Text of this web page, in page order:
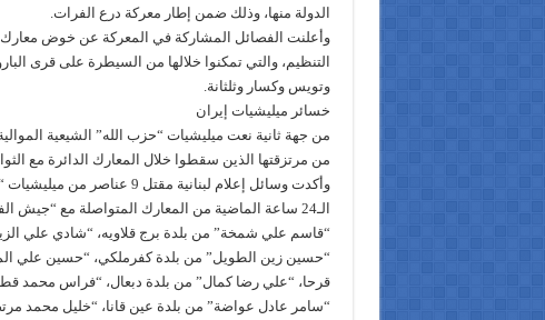
الدولة منها، وذلك ضمن إطار معركة درع الفرات.
وأعلنت الفصائل المشاركة في المعركة عن خوض معارك
التنظيم، والتي تمكنوا خلالها من السيطرة على قرى
وتويس وكسار وثلثانة.
خسائر ميليشيات إيران
من جهة ثانية نعت ميليشيات “حزب الله” الشيعية
من مرتزقتها الذين سقطوا خلال المعارك الدائرة مع
وأكدت وسائل إعلام لبنانية مقتل 9
الـ24 ساعة الماضية من المعارك المتواصلة مع “جيش
“قاسم علي شمخة” من بلدة برج قلاويه، “شادي علي
“حسين زين الطويل” من بلدة كفرملكي، “حسين علي
قرحا، “علي رضا كمال” من بلدة دبعال، “فراس محمد
“سامر عادل عواضة” من بلدة عين قانا، “خليل محمد